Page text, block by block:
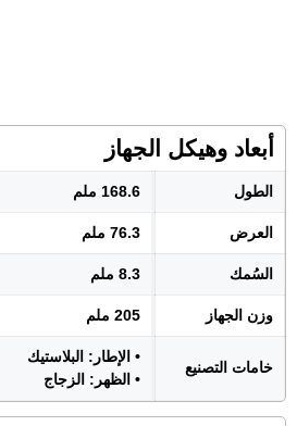
أبعاد وهيكل الجهاز
الطول 168.6 ملم
العرض 76.3 ملم
السُمك 8.3 ملم
وزن الجهاز 205 ملم
خامات التصنيع
• الإطار: البلاستيك
• الظهر: الزجاج